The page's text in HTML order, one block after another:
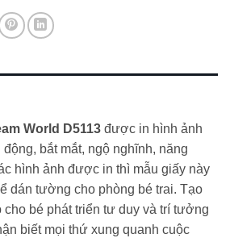
World D5113 được in hình ảnh
bắt mắt, ngộ nghĩnh, năng
hình ảnh được in thì mẫu giấy này
dán tường cho phòng bé trai. Tạo
bé phát triển tư duy và trí tưởng
biết mọi thứ xung quanh cuộc